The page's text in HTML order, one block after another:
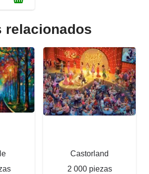
relacionados
Castorland
2 000 piezas